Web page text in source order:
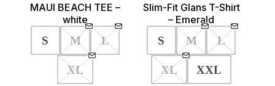
MAUI BEACH TEE –
white
S M L
XL
Slim-Fit Glans T-Shirt
– Emerald
S M L
XL XXL